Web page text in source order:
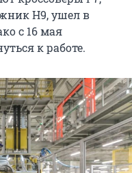
H9, ушел в
с 16 мая
к работе.